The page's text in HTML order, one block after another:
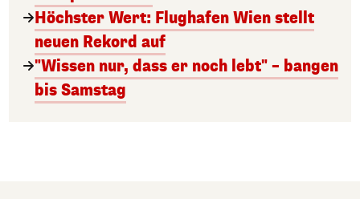
Höchster Wert: Flughafen Wien stellt
neuen Rekord auf
"Wissen nur, dass er noch lebt" – bangen
bis Samstag